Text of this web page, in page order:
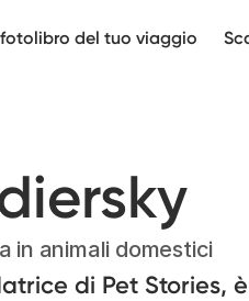
del tuo viaggio
in animali domestici
di Pet Stories,